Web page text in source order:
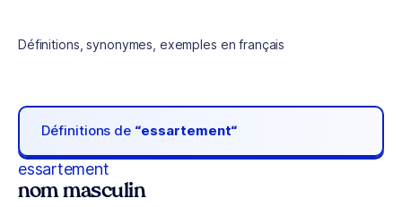
Définitions, synonymes, exemples en français
Définitions de “essartement“
essartement
nom masculin